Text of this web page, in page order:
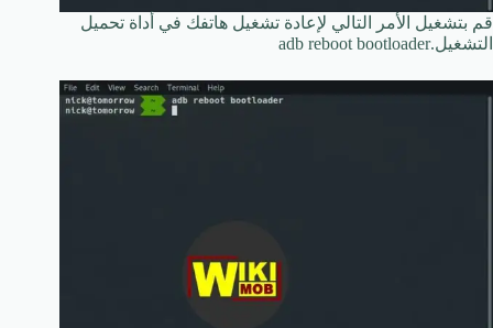
قم بتشغيل الأمر التالي لإعادة تشغيل هاتفك في أداة تحميل
التشغيل.adb reboot bootloader